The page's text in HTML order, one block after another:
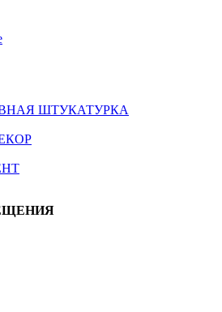
ШТУКАТУРКА